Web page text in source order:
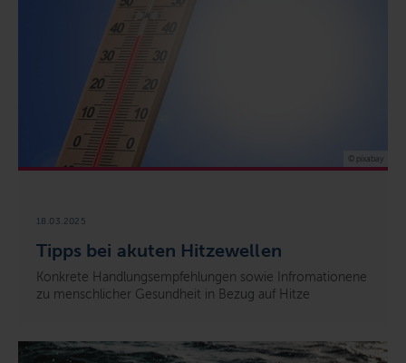
Tipps bei akuten Hitzewellen
18.03.2025
Konkrete Handlungsempfehlungen sowie Infromationene
zu menschlicher Gesundheit in Bezug auf Hitze
© pixabay